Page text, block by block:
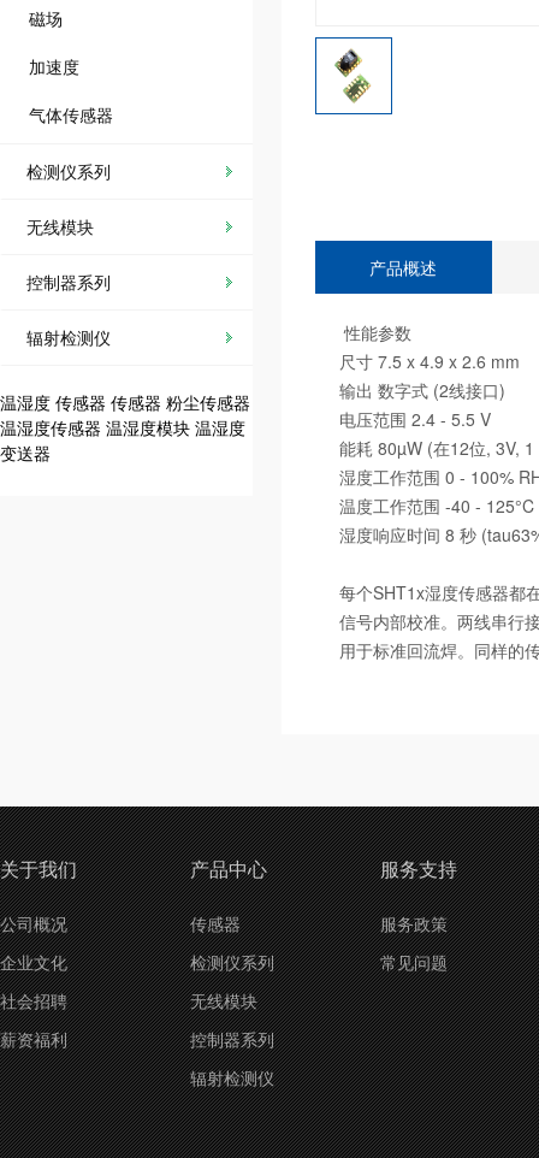
磁场
加速度
气体传感器
检测仪系列
无线模块
控制器系列
辐射检测仪
温湿度 传感器 传感器 粉尘传感器
温湿度传感器 温湿度模块 温湿度
变送器
产品概述
性能参数
尺寸 7.5 x 4.9 x 2.6 mm
输出 数字式 (2线接口)
电压范围 2.4 - 5.5 V
能耗 80µW (在12位, 3V,
湿度工作范围 0 - 100%
温度工作范围 -40 -
湿度响应时间 8 秒
每个SHT1x湿度传感器都
信号内部校准。两线串行
用于标准回流焊。同样的
关于我们
公司概况
企业文化
社会招聘
薪资福利
产品中心
传感器
检测仪系列
无线模块
控制器系列
辐射检测仪
服务支持
服务政策
常见问题